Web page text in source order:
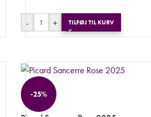
- + TILFØJ TIL KURV
-25%